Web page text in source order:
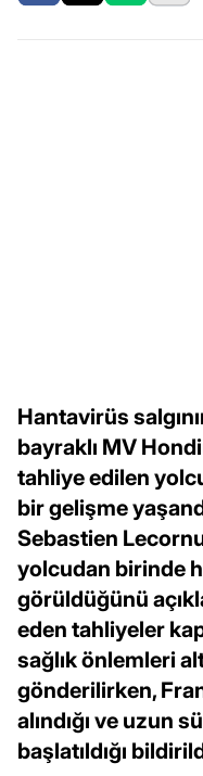
Hantavirüs
bayraklı MV
tahliye edilen
bir gelişme
Sebastien
yolcudan birinde
görüldüğünü
eden tahliyeler
sağlık önlemleri
gönderilirken,
alındığı ve uzun
başlatıldığı